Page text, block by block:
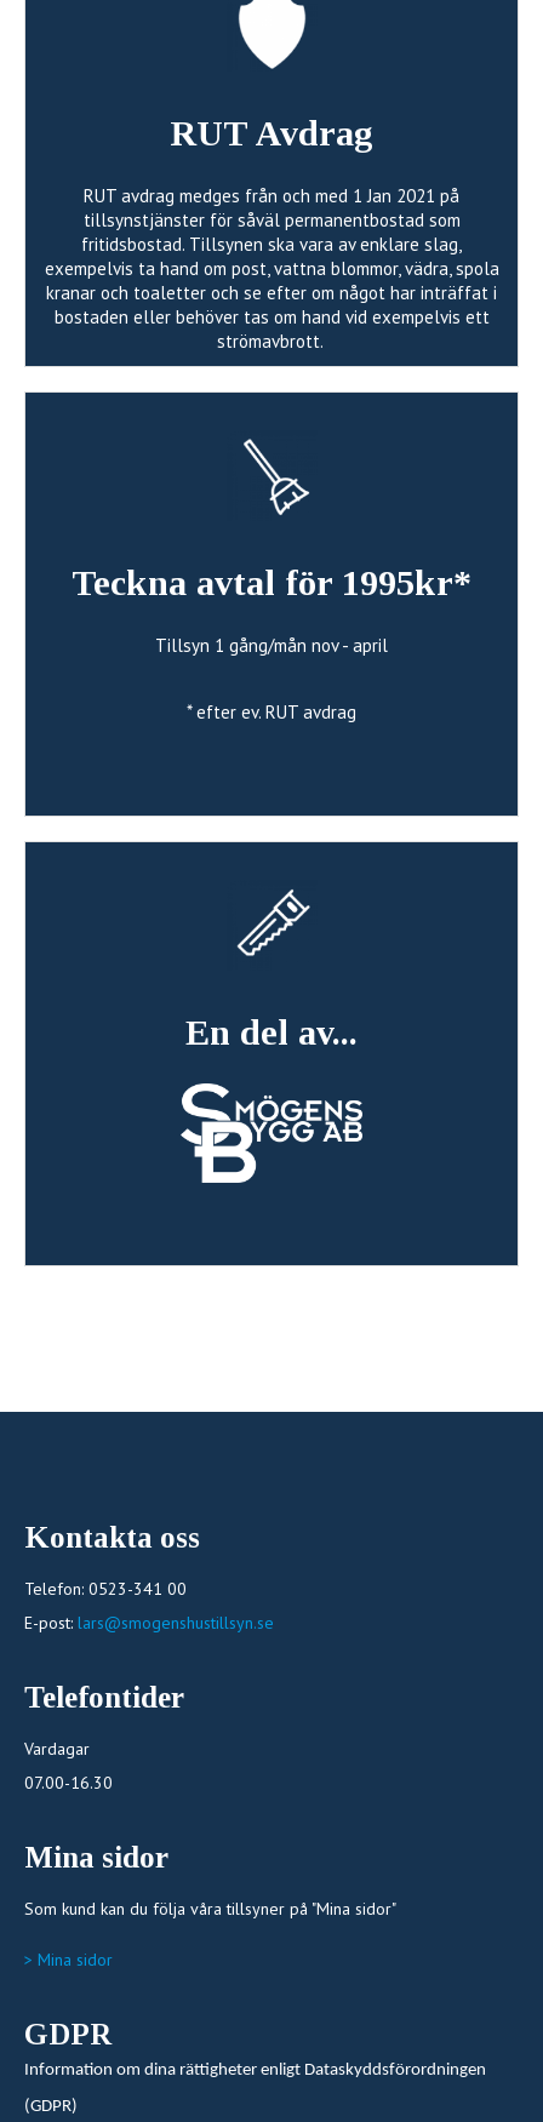
RUT Avdrag
RUT avdrag medges från och med 1 Jan 2021 på
tillsynstjänster för såväl permanentbostad som
fritidsbostad. Tillsynen ska vara av enklare slag,
exempelvis ta hand om post, vattna blommor, vädra, spola
kranar och toaletter och se efter om något har inträffat i
bostaden eller behöver tas om hand vid exempelvis ett
strömavbrott.
Teckna avtal för 1995kr*
Tillsyn 1 gång/mån nov - april
* efter ev. RUT avdrag
En del av...
Kontakta oss
Telefon: 0523-341 00
E-post: lars@smogenshustillsyn.se
Telefontider
Vardagar
07.00-16.30
Mina sidor
Som kund kan du följa våra tillsyner på "Mina sidor"
> Mina sidor
GDPR
Information om dina rättigheter enligt Dataskyddsförordningen
(GDPR)